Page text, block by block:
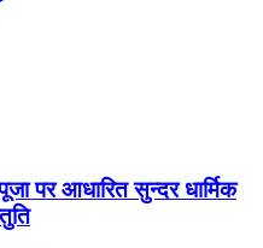
पर आधारित सुन्दर धार्मिक